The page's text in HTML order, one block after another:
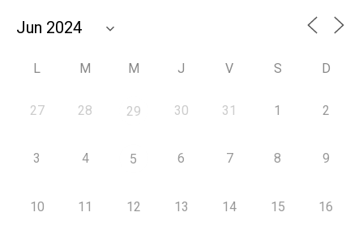
L M M J V S D
27 28 29 30 31 1 2
3 4 5 6 7 8 9
10 11 12 13 14 15 16